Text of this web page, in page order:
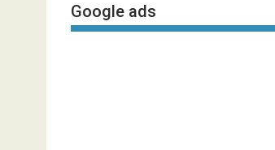
Google ads